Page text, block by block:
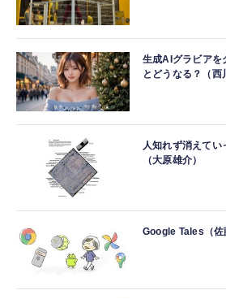
生成AIグラビアを
とどうなる？（西
人知れず消えてい
（大原雄介）
Google Tales（佐